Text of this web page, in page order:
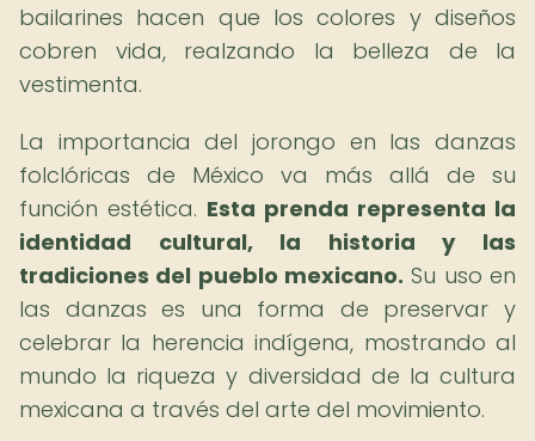
bailarines hacen que los colores y diseños
cobren vida, realzando la belleza de la
vestimenta.
La importancia del jorongo en las danzas
folclóricas de México va más allá de su
función estética. Esta prenda representa la
identidad cultural, la historia y las
tradiciones del pueblo mexicano. Su uso en
las danzas es una forma de preservar y
celebrar la herencia indígena, mostrando al
mundo la riqueza y diversidad de la cultura
mexicana a través del arte del movimiento.